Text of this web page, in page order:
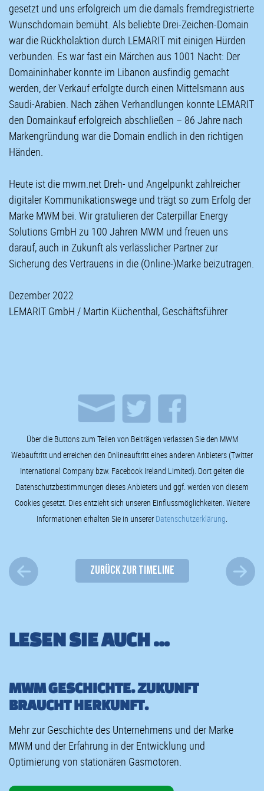
gesetzt und uns erfolgreich um die damals fremdregistrierte
Wunschdomain bemüht. Als beliebte Drei-Zeichen-Domain
war die Rückholaktion durch LEMARIT mit einigen Hürden
verbunden. Es war fast ein Märchen aus 1001 Nacht: Der
Domaininhaber konnte im Libanon ausfindig gemacht
werden, der Verkauf erfolgte durch einen Mittelsmann aus
Saudi-Arabien. Nach zähen Verhandlungen konnte LEMARIT
den Domainkauf erfolgreich abschließen – 86 Jahre nach
Markengründung war die Domain endlich in den richtigen
Händen.
Heute ist die mwm.net Dreh- und Angelpunkt zahlreicher
digitaler Kommunikationswege und trägt so zum Erfolg der
Marke MWM bei. Wir gratulieren der Caterpillar Energy
Solutions GmbH zu 100 Jahren MWM und freuen uns
darauf, auch in Zukunft als verlässlicher Partner zur
Sicherung des Vertrauens in die (Online-)Marke beizutragen.
Dezember 2022
LEMARIT GmbH / Martin Küchenthal, Geschäftsführer
Über die Buttons zum Teilen von Beiträgen verlassen Sie den MWM
Webauftritt und erreichen den Onlineauftritt eines anderen Anbieters (Twitter
International Company bzw. Facebook Ireland Limited). Dort gelten die
Datenschutzbestimmungen dieses Anbieters und ggf. werden von diesem
Cookies gesetzt. Dies entzieht sich unseren Einflussmöglichkeiten. Weitere
Informationen erhalten Sie in unserer Datenschutzerklärung
ZURÜCK ZUR TIMELINE
LESEN SIE AUCH ...
MWM GESCHICHTE. ZUKUNFT
BRAUCHT HERKUNFT.
Mehr zur Geschichte des Unternehmens und der Marke
MWM und der Erfahrung in der Entwicklung und
Optimierung von stationären Gasmotoren.